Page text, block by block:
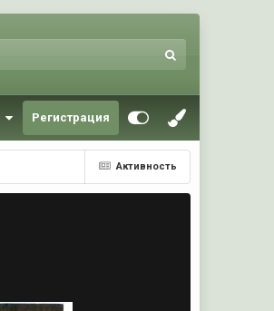
Регистрация
Активность